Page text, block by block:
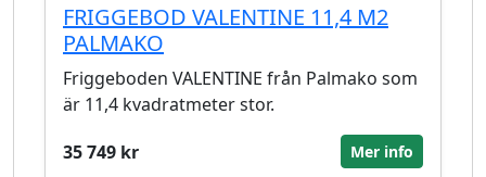
FRIGGEBOD VALENTINE 11,4 M2
PALMAKO
Friggeboden VALENTINE från Palmako som
är 11,4 kvadratmeter stor.
35 749 kr
Mer info